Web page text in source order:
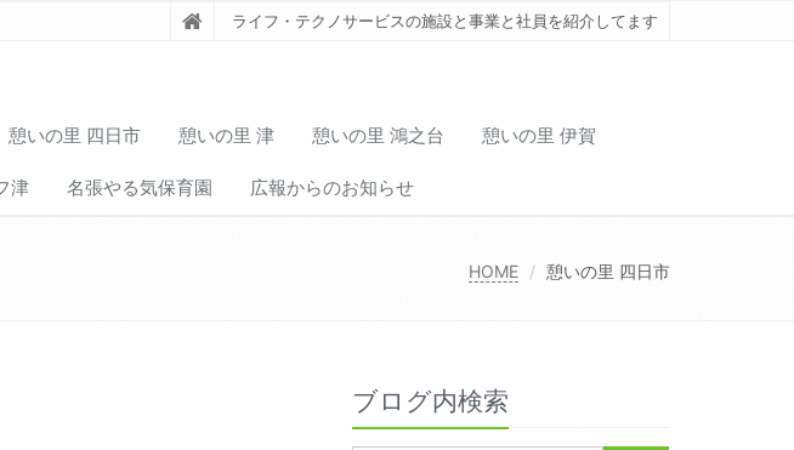
ライフ・テクノサービスの施設と事業と社員を紹介してます
憩いの里 四日市 憩いの里 津 憩いの里 鴻之台 憩いの里 伊賀
津 名張やる気保育園 広報からのお知らせ
HOME 憩いの里 四日市
ブログ内検索